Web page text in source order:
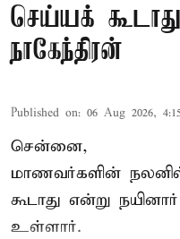
செய்யக்
நாகேந்திரன்
Published on: 06 Aug 2026,
சென்னை,
மாணவர்களின்
கூடாது என்று
உள்ளார்.